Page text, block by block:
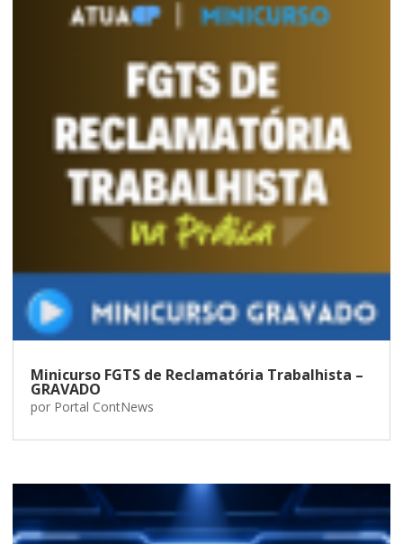
Minicurso FGTS de Reclamatória Trabalhista –
GRAVADO
por Portal ContNews